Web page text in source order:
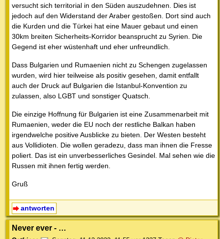
versucht sich territorial in den Süden auszudehnen. Dies ist
jedoch auf den Widerstand der Araber gestoßen. Dort sind auch
die Kurden und die Türkei hat eine Mauer gebaut und einen
30km breiten Sicherheits-Korridor beansprucht zu Syrien. Die
Gegend ist eher wüstenhaft und eher unfreundlich.
Dass Bulgarien und Rumaenien nicht zu Schengen zugelassen
wurden, wird hier teilweise als positiv gesehen, damit entfallt
auch der Druck auf Bulgarien die Istanbul-Konvention zu
zulassen, also LGBT und sonstiger Quatsch.
Die einzige Hoffnung für Bulgarien ist eine Zusammenarbeit mit
Rumaenien, weder die EU noch der restliche Balkan haben
irgendwelche positive Ausblicke zu bieten. Der Westen besteht
aus Vollidioten. Die wollen geradezu, dass man ihnen die Fresse
poliert. Das ist ein unverbesserliches Gesindel. Mal sehen wie die
Russen mit ihnen fertig werden.
Gruß
antworten
Never ever - …